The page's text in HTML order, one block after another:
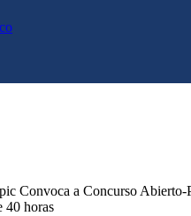
Convoca a Concurso Abierto-
40 horas